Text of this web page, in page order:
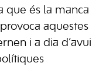
que és la manca
aquestes
i a dia d’avui